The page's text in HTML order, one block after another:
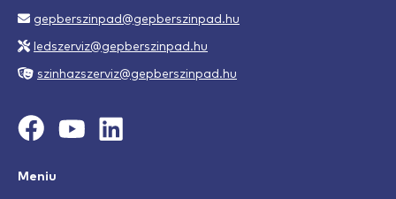
gepberszinpad@gepberszinpad.hu
ledszerviz@gepberszinpad.hu
szinhazszerviz@gepberszinpad.hu
Meniu